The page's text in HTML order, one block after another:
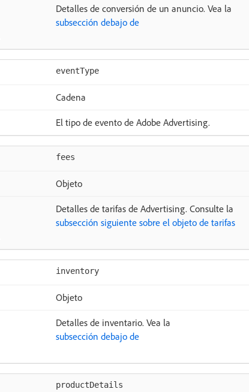
Detalles de conversión de un anuncio. Vea la
subsección debajo de
eventType
Cadena
El tipo de evento de Adobe Advertising.
fees
Objeto
Detalles de tarifas de Advertising. Consulte la
subsección siguiente sobre el objeto de tarifas
inventory
Objeto
Detalles de inventario. Vea la
subsección debajo de
productDetails